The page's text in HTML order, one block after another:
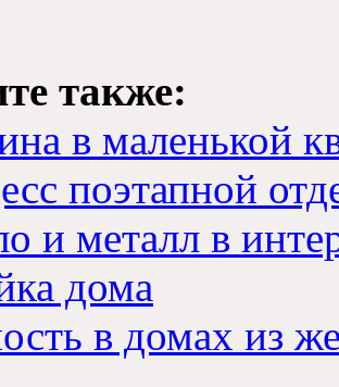
также:
в маленькой
поэтапной
и металл в
дома
в домах из